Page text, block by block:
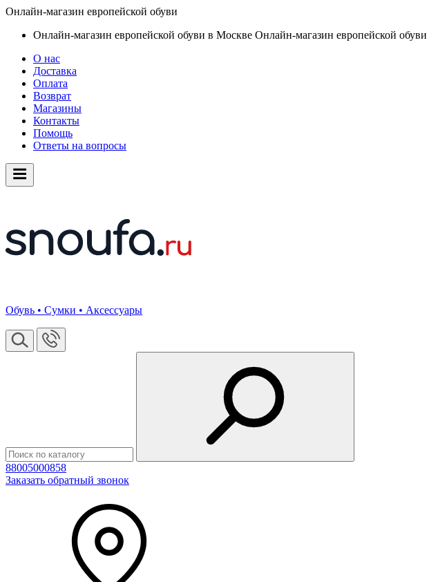
Онлайн-магазин европейской обуви
Онлайн-магазин европейской обуви в Москве Онлайн-магазин европейской обуви
О нас
Доставка
Оплата
Возврат
Магазины
Контакты
Помощь
Ответы на вопросы
Обувь • Сумки • Аксессуары
88005000858
Заказать обратный звонок